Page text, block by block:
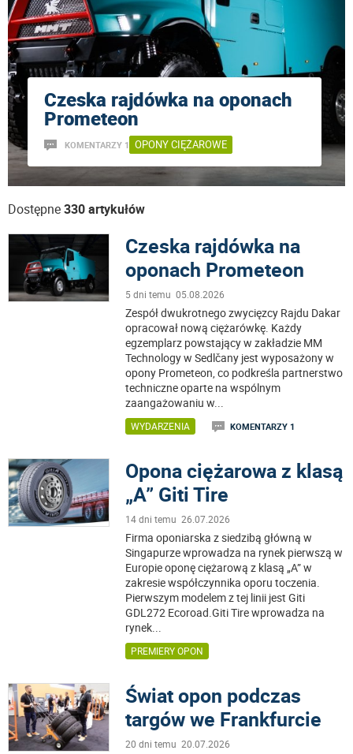
Czeska rajdówka na oponach
Prometeon
KOMENTARZY 1 OPONY CIĘŻAROWE
Dostępne330 artykułów
Czeska rajdówka na
oponach Prometeon
5 dni temu 05.08.2026
Zespół dwukrotnego zwycięzcy Rajdu Dakar
opracował nową ciężarówkę. Każdy
egzemplarz powstający w zakładzie MM
Technology w Sedlčany jest wyposażony w
opony Prometeon, co podkreśla partnerstwo
techniczne oparte na wspólnym
zaangażowaniu w...
WYDARZENIA KOMENTARZY 1
Opona ciężarowa z klasą
„A” Giti Tire
14 dni temu 26.07.2026
Firma oponiarska z siedzibą główną w
Singapurze wprowadza na rynek pierwszą w
Europie oponę ciężarową z klasą „A” w
zakresie współczynnika oporu toczenia.
Pierwszym modelem z tej linii jest Giti
GDL272 Ecoroad.Giti Tire wprowadza na
rynek...
PREMIERY OPON
Świat opon podczas
targów we Frankfurcie
20 dni temu 20.07.2026